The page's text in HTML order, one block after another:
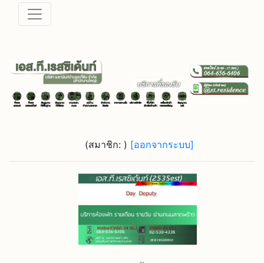
(สมาชิก: ) [ออกจากระบบ]